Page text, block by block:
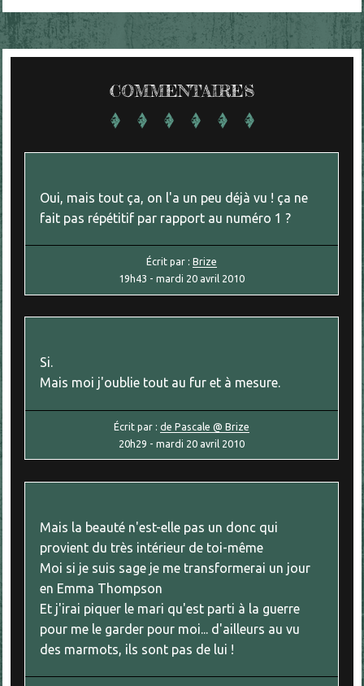
COMMENTAIRES
Oui, mais tout ça, on l'a un peu déjà vu ! ça ne
fait pas répétitif par rapport au numéro 1 ?
Écrit par :Brize
19h43 -mardi 20 avril 2010
Si.
Mais moi j'oublie tout au fur et à mesure.
Écrit par :de Pascale @ Brize
20h29 -mardi 20 avril 2010
Mais la beauté n'est-elle pas un donc qui
provient du très intérieur de toi-même
Moi si je suis sage je me transformerai un jour
en Emma Thompson
Et j'irai piquer le mari qu'est parti à la guerre
pour me le garder pour moi... d'ailleurs au vu
des marmots, ils sont pas de lui !